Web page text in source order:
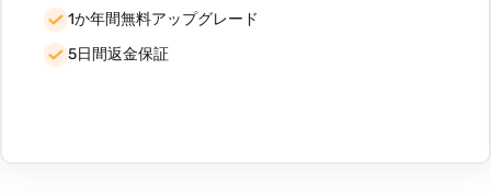
1か年間無料アップグレード
5日間返金保証